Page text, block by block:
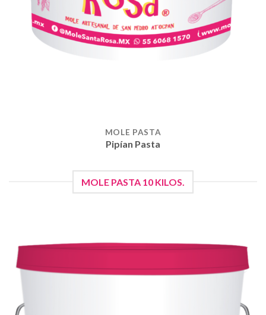
MOLE PASTA
Pipían Pasta
MOLE PASTA 10 KILOS.